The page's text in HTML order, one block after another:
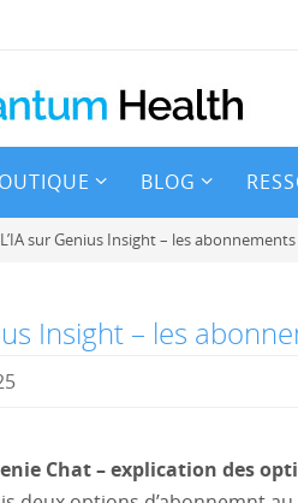
BLOG
L’IA sur Genius Insight – les abonnements
Insight – les
Chat – explication des